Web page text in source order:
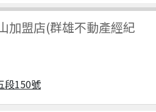
加盟店(群雄不動產經紀
段150號